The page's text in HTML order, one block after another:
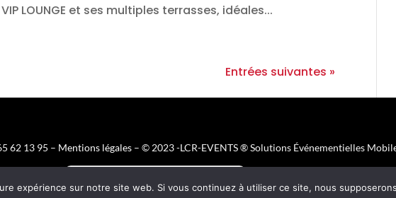
LOUNGE et ses multiples terrasses, idéales...
Entrées suivantes »
62 13 95 – Mentions légales – © 2023 -LCR-EVENTS ® Solutions Événementielles
expérience sur notre site web. Si vous continuez à utiliser ce site, nous